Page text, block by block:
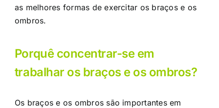
as melhores formas de exercitar os braços e os
ombros.
Porquê concentrar-se em
trabalhar os braços e os ombros?
Os braços e os ombros são importantes em